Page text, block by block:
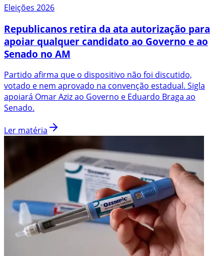
Eleições 2026
Republicanos retira da ata autorização para
apoiar qualquer candidato ao Governo e ao
Senado no AM
Partido afirma que o dispositivo não foi discutido,
votado e nem aprovado na convenção estadual. Sigla
apoiará Omar Aziz ao Governo e Eduardo Braga ao
Senado.
Ler matéria